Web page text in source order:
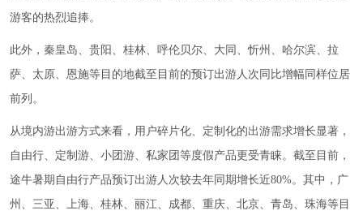
游客的热烈追捧。
此外，秦皇岛、贵阳、桂林、呼伦贝尔、大同、忻州、哈尔滨、拉
萨、太原、恩施等目的地截至目前的预订出游人次同比增幅同样位居
前列。
从境内游出游方式来看，用户碎片化、定制化的出游需求增长显著，
自由行、定制游、小团游、私家团等度假产品更受青睐。截至目前，
途牛暑期自由行产品预订出游人次较去年同期增长近80%。其中，广
州、三亚、上海、桂林、丽江、成都、重庆、北京、青岛、珠海等目